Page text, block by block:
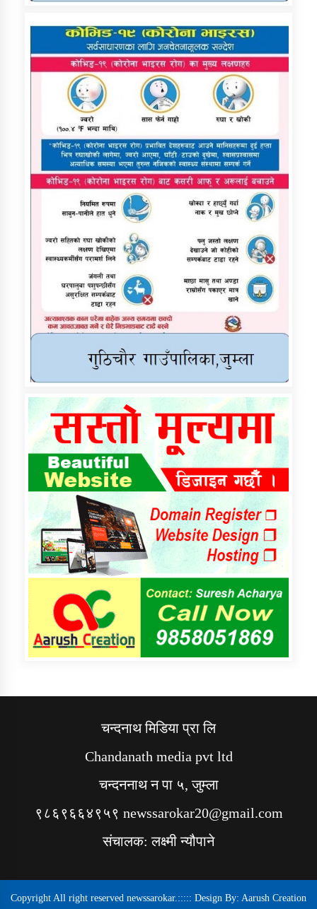
चन्दनाथ मिडिया प्रा लि
Chandanath media pvt ltd
चन्दननाथ न पा ५, जुम्ला
९८६९६६४९५९ newssarokar20@gmail.com
संचालक: लक्ष्मी न्यौपाने
Copyright All right reserved newssarokar.::::: Design By: Aarush Creation